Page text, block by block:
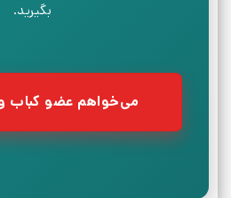
بگیرید.
می‌خواهم عضو کباب